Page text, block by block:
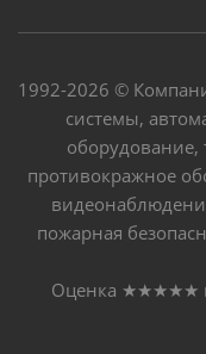
1992-2026 ©
системы,
оборудование,
противокражное
пожарная
Оценка ★★★★★